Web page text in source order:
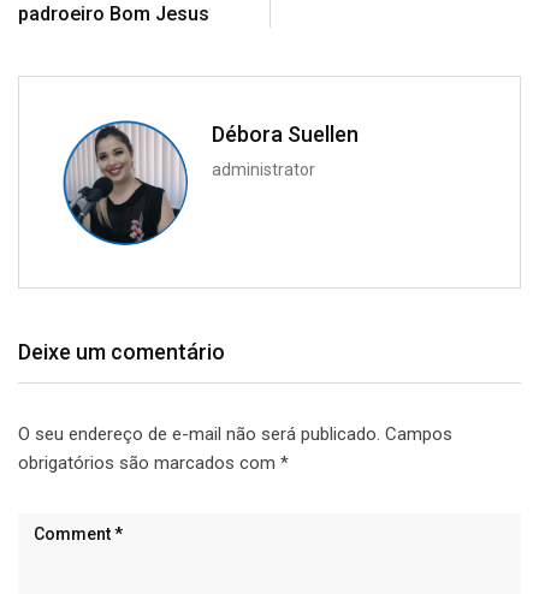
padroeiro Bom Jesus
Débora Suellen
administrator
Deixe um comentário
O seu endereço de e-mail não será publicado. Campos
obrigatórios são marcados com *